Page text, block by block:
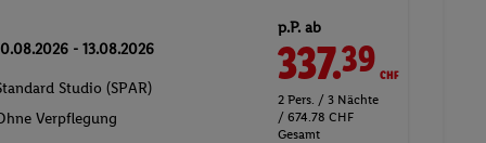
- 13.08.2026
Studio (SPAR)
Verpflegung
p.P. ab
337.39CHF
2 Pers. / 3 Nächte
/ 674.78 CHF
Gesamt